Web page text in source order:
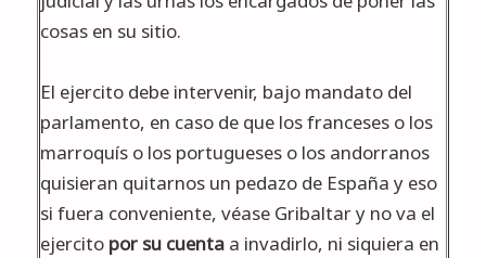
cosas en su sitio.
El ejercito debe intervenir, bajo mandato del
parlamento, en caso de que los franceses o los
marroquís o los portugueses o los andorranos
quisieran quitarnos un pedazo de España y eso
si fuera conveniente, véase Gribaltar y no va el
ejercito por su cuentaa invadirlo, ni siquiera en